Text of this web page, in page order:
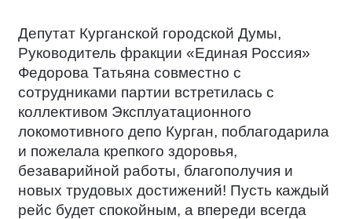
Депутат Курганской городской Думы,
Руководитель фракции «Единая Россия»
Федорова Татьяна совместно с
сотрудниками партии встретилась с
коллективом Эксплуатационного
локомотивного депо Курган, поблагодарила
и пожелала крепкого здоровья,
безаварийной работы, благополучия и
новых трудовых достижений! Пусть каждый
рейс будет спокойным, а впереди всегда